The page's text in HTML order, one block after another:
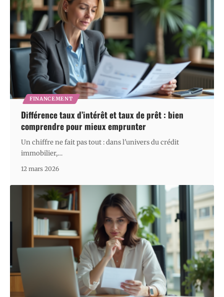
FINANCEMENT
Différence taux d’intérêt et taux de prêt : bien
comprendre pour mieux emprunter
Un chiffre ne fait pas tout : dans l'univers du crédit
immobilier,…
12 mars 2026